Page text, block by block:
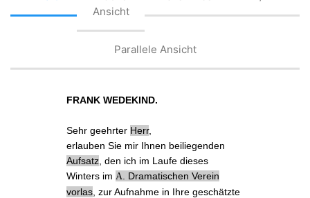
Ansicht
Parallele Ansicht
FRANK WEDEKIND.
Sehrgeehrter Herr,
erlauben Sie mir Ihnen beiliegenden
Aufsatz , den ich im Laufe dieses
Winters im A
Dramatischen Verein
vorlas , zurAufnahme in Ihre geschätzte